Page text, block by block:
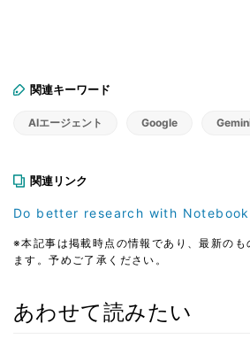
関連キーワード
AIエージェント Google
関連リンク
Do better research with
※本記事は掲載時点の情報であり、最新のも
ます。予めご了承ください。
あわせて読みたい